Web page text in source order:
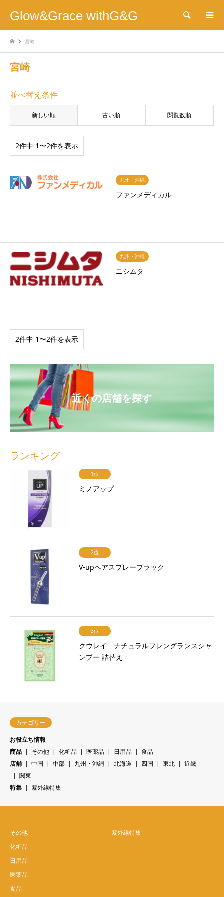
Glow&Grace withG&G 検索
宮崎
宮崎
並べ替え条件
新しい順 古い順 閲覧数順
2件中 1〜2件を表示
九州・沖縄
ファンメディカル
九州・沖縄
ニシムタ
2件中 1〜2件を表示
近くの店舗を探す
ランキング
1位
ミノアップ
2位
V-upヘアスプレーブラック
3位
クウレイ ナチュラルフレングランスシャ
ンプー 詰替え
カテゴリー
お役立ち情報
商品
その他 化粧品 医薬品 日用品
食品
店舗
中国 中部 九州・沖縄 北海道 四国 東北
近畿
関東
特集
紫外線特集
その他
化粧品
日用品
医薬品
食品
紫外線特集